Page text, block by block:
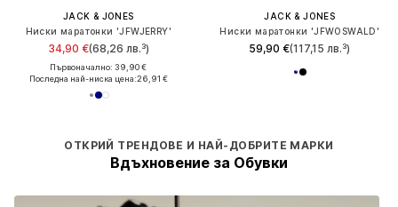
JACK & JONES
Ниски маратонки 'JFWJERRY'
34,90 €(68,26 лв.³)
Първоначално: 39,90 €
Последна най-ниска цена:26,91 €
ОТКРИЙ ТРЕНДОВЕ И НАЙ-ДОБРИТЕ МАРКИ
Вдъхновение за Обувки
JACK & JONES
Ниски маратонки 'JFWOSWALD'
59,90 €(117,15 лв.³)